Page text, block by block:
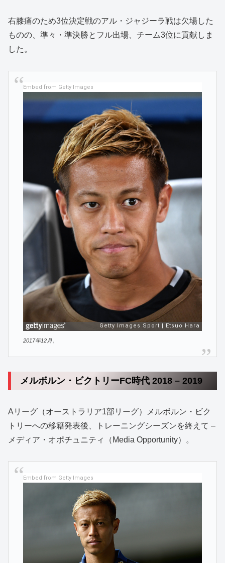
右膝痛のため3位決定戦のアル・ジャジーラ戦は欠場した
ものの、準々・準決勝とフル出場、チーム3位に貢献しま
した。
Embed from Getty Images
2017年12月。
メルボルン・ビクトリーFC時代 2018 – 2019
Aリーグ（オーストラリア1部リーグ）メルボルン・ビク
トリーへの移籍発表後、トレーニングシーズンを終えて –
メディア・オポチュニティ（Media Opportunity）。
Embed from Getty Images